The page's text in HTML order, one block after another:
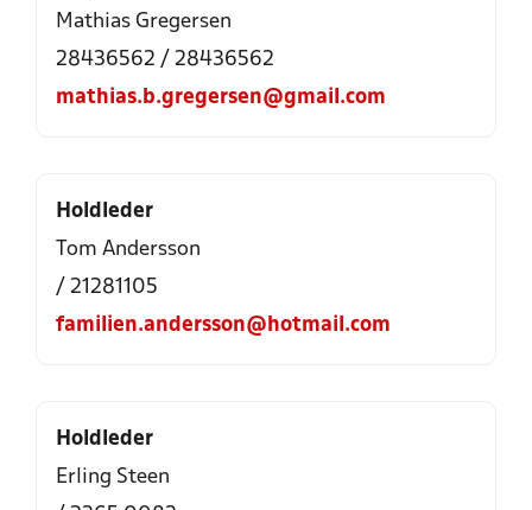
Mathias Gregersen
28436562 / 28436562
mathias.b.gregersen@gmail.com
Holdleder
Tom Andersson
/ 21281105
familien.andersson@hotmail.com
Holdleder
Erling Steen